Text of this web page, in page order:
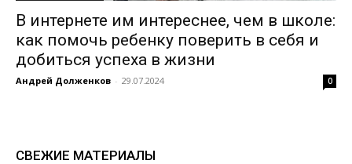
В интернете им интереснее, чем в школе:
как помочь ребенку поверить в себя и
добиться успеха в жизни
Андрей Долженков - 29.07.2024 0
СВЕЖИЕ МАТЕРИАЛЫ